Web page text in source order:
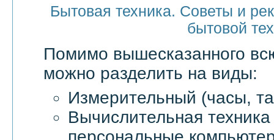
Бытовая техника. Советы и
бытовой
Помимо вышесказанного
можно разделить на виды:
Измерительный (часы,
Вычислительная